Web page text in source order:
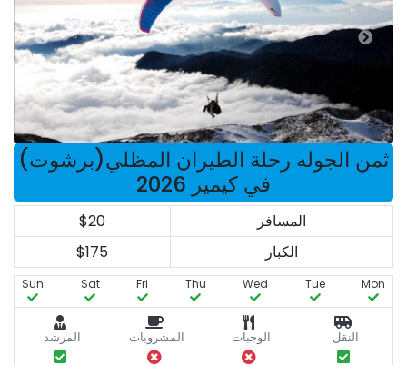
ثمن الجوله رحلة الطيران المظلي(برشوت)
في كيمير 2026
المسافر
$20
الكبار
$175
Mon
Tue
Wed
Thu
Fri
Sat
Sun
النقل الوجبات المشروبات المرشد